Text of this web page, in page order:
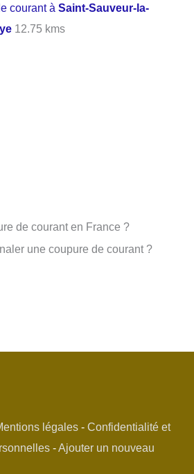
courant àSaint-Sauveur-la-
12.75 kms
de courant en France ?
une coupure de courant ?
légales- Confidentialité et
- Ajouter un nouveau